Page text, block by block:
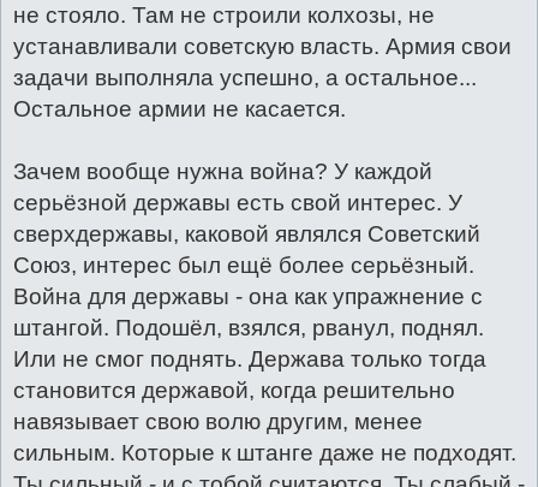
не стояло. Там не строили колхозы, не
устанавливали советскую власть. Армия свои
задачи выполняла успешно, а остальное...
Остальное армии не касается.
Зачем вообще нужна война? У каждой
серьёзной державы есть свой интерес. У
сверхдержавы, каковой являлся Советский
Союз, интерес был ещё более серьёзный.
Война для державы - она как упражнение с
штангой. Подошёл, взялся, рванул, поднял.
Или не смог поднять. Держава только тогда
становится державой, когда решительно
навязывает свою волю другим, менее
сильным. Которые к штанге даже не подходят.